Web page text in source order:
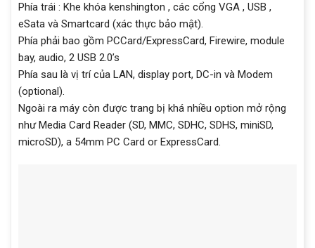
Phía trái : Khe khóa kenshington , các cổng VGA , USB ,
eSata và Smartcard (xác thực bảo mật).
Phía phải bao gồm PCCard/ExpressCard, Firewire, module
bay, audio, 2 USB 2.0’s
Phía sau là vị trí của LAN, display port, DC-in và Modem
(optional).
Ngoài ra máy còn được trang bị khá nhiều option mở rộng
như Media Card Reader (SD, MMC, SDHC, SDHS, miniSD,
microSD), a 54mm PC Card or ExpressCard.